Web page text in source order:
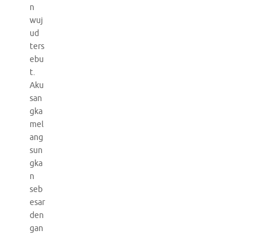
n
wuj
ud
ters
ebu
t.
Aku
san
gka
mel
ang
sun
gka
n
seb
esar
den
gan